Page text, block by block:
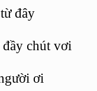
đây
đầy chút vơi
ơi